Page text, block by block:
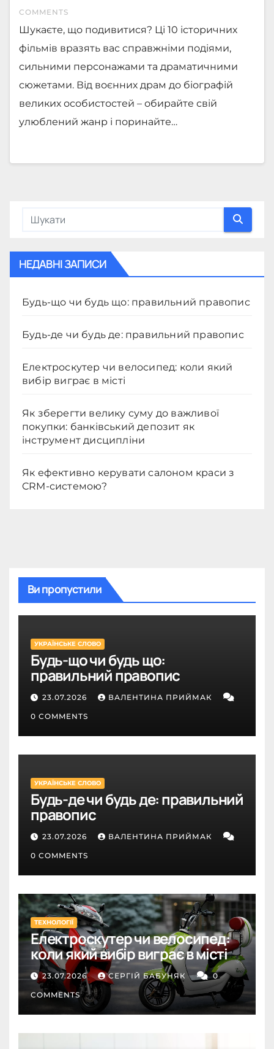
COMMENTS
Шукаєте, що подивитися? Ці 10 історичних
фільмів вразять вас справжніми подіями,
сильними персонажами та драматичними
сюжетами. Від воєнних драм до біографій
великих особистостей – обирайте свій
улюблений жанр і поринайте…
НЕДАВНІ ЗАПИСИ
Будь-що чи будь що: правильний правопис
Будь-де чи будь де: правильний правопис
Електроскутер чи велосипед: коли який
вибір виграє в місті
Як зберегти велику суму до важливої
покупки: банківський депозит як
інструмент дисципліни
Як ефективно керувати салоном краси з
CRM-системою?
Ви пропустили
УКРАЇНСЬКЕ СЛОВО
Будь-що чи будь що:
правильний правопис
23.07.2026 ВАЛЕНТИНА ПРИЙМАК
0 COMMENTS
УКРАЇНСЬКЕ СЛОВО
Будь-де чи будь де: правильний
правопис
23.07.2026 ВАЛЕНТИНА ПРИЙМАК
0 COMMENTS
ТЕХНОЛОГІЇ
Електроскутер чи велосипед:
коли який вибір виграє в місті
23.07.2026 СЕРГІЙ БАБУНЯК 0
COMMENTS